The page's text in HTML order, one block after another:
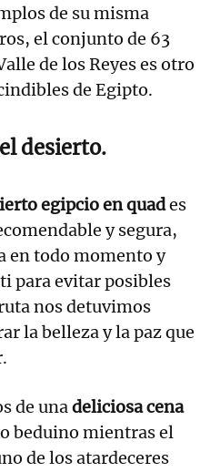
de su misma
el conjunto de 63
de los Reyes es otro
de Egipto.
desierto.
egipcio en quades
y segura,
en todo momento y
para evitar posibles
nos detuvimos
la belleza y la paz que
de unadeliciosa cena
beduino mientras el
de los atardeceres